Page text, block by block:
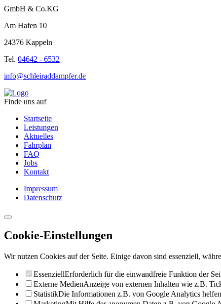
GmbH & Co.KG
Am Hafen 10
24376 Kappeln
Tel. 04642 - 6532
info@schleiraddampfer.de
Finde uns auf
Startseite
Leistungen
Aktuelles
Fahrplan
FAQ
Jobs
Kontakt
Impressum
Datenschutz
Cookie-Einstellungen
Wir nutzen Cookies auf der Seite. Einige davon sind essenziell,
EssenziellErforderlich für die einwandfreie Funktion der
Externe MedienAnzeige von externen Inhalten wie z.B.
StatistikDie Informationen z.B. von Google Analytics